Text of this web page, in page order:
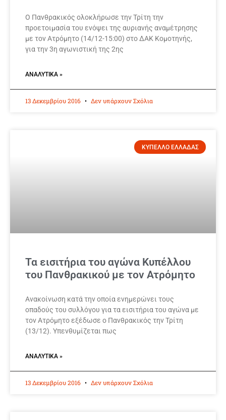
Ο Πανθρακικός ολοκλήρωσε την Τρίτη την
προετοιμασία του ενόψει της αυριανής αναμέτρησης
με τον Ατρόμητο (14/12-15:00) στο ΔΑΚ Κομοτηνής,
για την 3η αγωνιστική της 2ης
ΑΝΑΛΥΤΙΚΆ »
13 Δεκεμβρίου 2016 Δεν υπάρχουν Σχόλια
ΚΥΠΕΛΛΟ ΕΛΛΑΔΑΣ
Τα εισιτήρια του αγώνα Κυπέλλου
του Πανθρακικού με τον Ατρόμητο
Ανακοίνωση κατά την οποία ενημερώνει τους
οπαδούς του συλλόγου για τα εισιτήρια του αγώνα με
τον Ατρόμητο εξέδωσε ο Πανθρακικός την Τρίτη
(13/12). Υπενθυμίζεται πως
ΑΝΑΛΥΤΙΚΆ »
13 Δεκεμβρίου 2016 Δεν υπάρχουν Σχόλια